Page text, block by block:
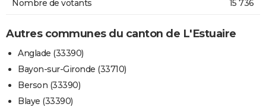
Nombre de votants 15 736
Autres communes du canton de L'Estuaire
Anglade (33390)
Bayon-sur-Gironde (33710)
Berson (33390)
Blaye (33390)